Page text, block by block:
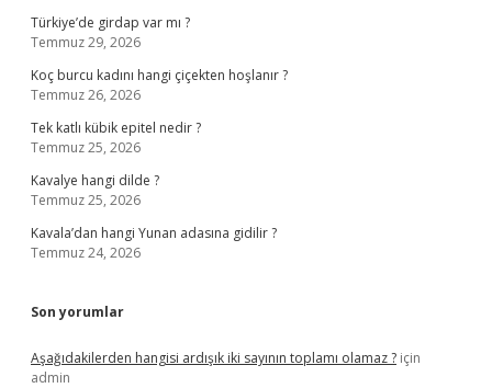
Türkiye’de girdap var mı ?
Temmuz 29, 2026
Koç burcu kadını hangi çiçekten hoşlanır ?
Temmuz 26, 2026
Tek katlı kübik epitel nedir ?
Temmuz 25, 2026
Kavalye hangi dilde ?
Temmuz 25, 2026
Kavala’dan hangi Yunan adasına gidilir ?
Temmuz 24, 2026
Son yorumlar
Aşağıdakilerden hangisi ardışık iki sayının toplamı olamaz ? için
admin